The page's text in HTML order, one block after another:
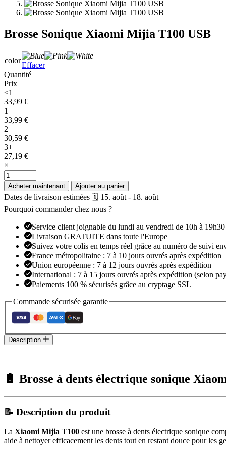
Brosse Sonique Xiaomi Mijia T100 USB
color
Effacer
Quantité
Prix
<1
33,99 €
1
33,99 €
2
30,59 €
3+
27,19 €
×
quantité
de
Brosse
Sonique
Xiaomi
T100
USB
Acheter maintenant Ajouter au panier
Dates de livraison estimées 🗓️ 15. août - 18. août
Pourquoi commander chez nous ?
Service client joignable du lundi au vendredi de 10h à 19h30
Livraison GRATUITE dans toute l'Europe
Suivez votre colis en temps réel grâce au numéro de suivi
France métropolitaine : 7 à 10 jours ouvrés après expédition
Union européenne : 7 à 12 jours ouvrés après expédition
International : 7 à 15 jours ouvrés après expédition (selon
Paiements 100 % sécurisés grâce au cryptage SSL
Commande sécurisée garantie
Description
🔋 Brosse à dents électrique sonique
📝 Description du produit
La Xiaomi Mijia T100 est une brosse à dents électrique sonique
aide à nettoyer efficacement les dents tout en restant douce pour les